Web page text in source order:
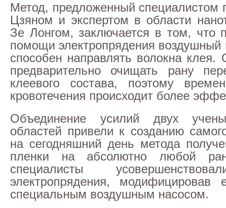
Метод, предложенный специалистом
Цзяном и экспертом в области
Зе Лонгом, заключается в том, что
помощи электропрядения воздушный
способен направлять волокна клея.
предварительно очищать рану
клеевого состава, поэтому
кровотечения происходит более
Объединение усилий двух
областей привели к созданию
на сегодняшний день метода
пленки на абсолютно любой
специалисты
электропрядения,
специальным воздушным насосом.